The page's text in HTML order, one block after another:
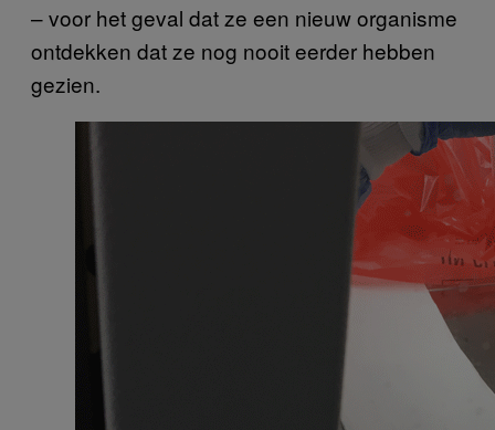
– voor het geval dat ze een nieuw organisme
ontdekken dat ze nog nooit eerder hebben
gezien.